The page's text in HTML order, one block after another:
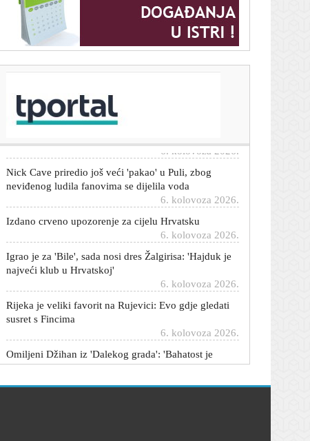
FIFA priznala pogreške nakon pobune saveza;
Infantino ipak ostaje na čelu
Nick Cave priredio još veći 'pakao' u Puli, zbog
6. kolovoza 2026.
Izdano crveno upozorenje za cijelu Hrvatsku
Igrao je za 'Bile', sada nosi dres Žalgirisa: 'Hajduk je
6. kolovoza 2026.
Rijeka je veliki favorit na Rujevici: Evo gdje gledati
6. kolovoza 2026.
Omiljeni Džihan iz 'Dalekog grada': 'Bahatost je
nje jako je teško'